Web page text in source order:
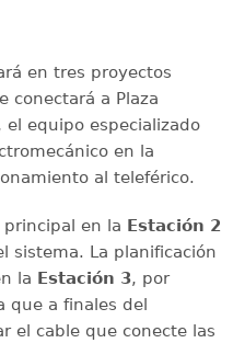
en tres proyectos
conectará a Plaza
el equipo especializado
en la
al teleférico.
en la Estación 2
sistema. La planificación
la Estación 3, por
que a finales del
el cable que conecte las